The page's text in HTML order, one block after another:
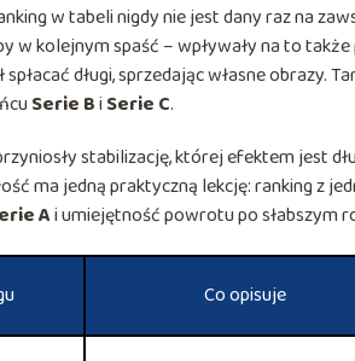
w tabeli nigdy nie jest dany raz na
w kolejnym spaść – wpływały na to
długi, sprzedając własne obrazy.
Serie Bi Serie C.
stabilizację, której efektem jest
ma jedną praktyczną lekcję: ranking z
Ai umiejętność powrotu po słabszym
Co opisuje